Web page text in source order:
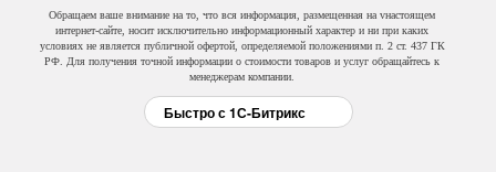
Обращаем ваше внимание на то, что вся информация, размещенная на vнастоящем
интернет-сайте, носит исключительно информационный характер и ни при каких
условиях не является публичной офертой, определяемой положениями п. 2 ст. 437 ГК
РФ. Для получения точной информации о стоимости товаров и услуг обращайтесь к
менеджерам компании.
Быстро с 1С-Битрикс